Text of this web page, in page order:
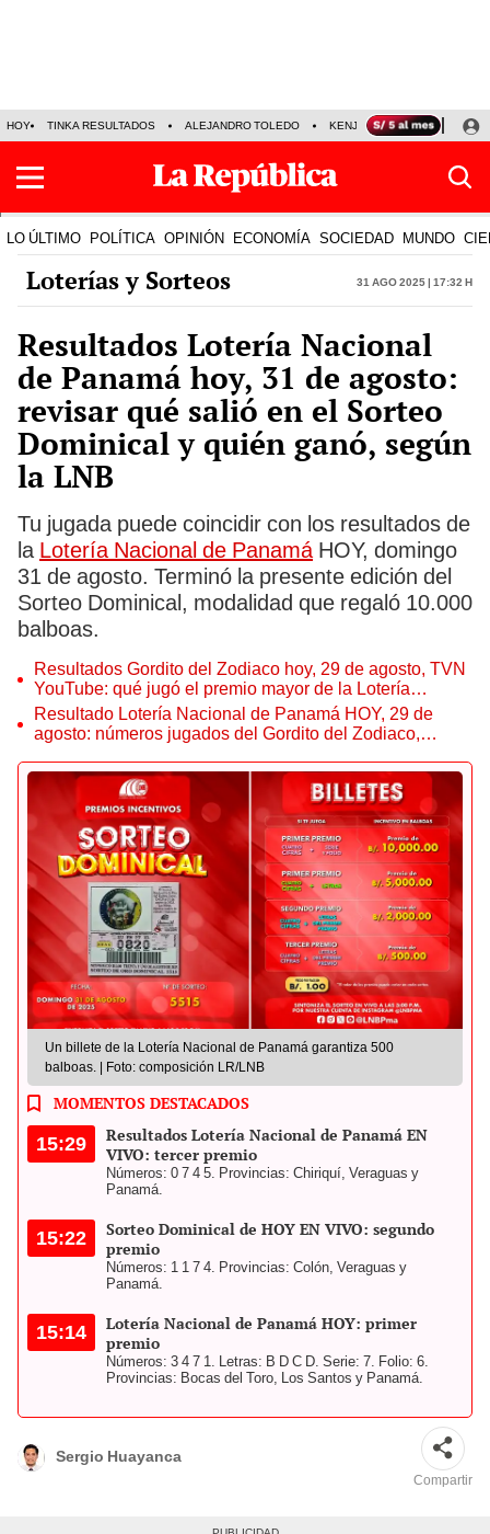
HOY TINKA RESULTADOS ALEJANDRO TOLEDO KENJI FUJIMORI
LO ÚLTIMO POLÍTICA OPINIÓN ECONOMÍA SOCIEDAD MUNDO
Loterías y Sorteos 31 Ago 2025 | 17:32 h
Resultados Lotería Nacional
de Panamá hoy, 31 de agosto:
revisar qué salió en el Sorteo
Dominical y quién ganó, según
la LNB
Tu jugada puede coincidir con los resultados de
la Lotería Nacional de PanamáHOY, domingo
31 de agosto. Terminó la presente edición del
Sorteo Dominical, modalidad que regaló 10.000
balboas.
Resultados Gordito del Zodiaco hoy, 29 de agosto, TVN
YouTube: qué jugó el premio mayor de la Lotería
Nacional de Panamá e incentivos
Resultado Lotería Nacional de Panamá HOY, 29 de
agosto: números jugados del Gordito del Zodiaco,
Un billete de la Lotería Nacional de Panamá garantiza 500
balboas. | Foto: composición LR/LNB
MOMENTOS DESTACADOS
15:29
Resultados Lotería Nacional de Panamá EN
VIVO: tercer premio
Números: 0 7 4 5. Provincias: Chiriquí, Veraguas y
Panamá.
15:22
Sorteo Dominical de HOY EN VIVO: segundo
premio
Números: 1 1 7 4. Provincias: Colón, Veraguas y
Panamá.
15:14
Lotería Nacional de Panamá HOY: primer
premio
Números: 3 4 7 1. Letras: B D C D. Serie: 7. Folio: 6.
Provincias: Bocas del Toro, Los Santos y Panamá.
Sergio Huayanca
Compartir